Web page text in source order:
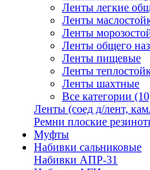
Ленты легкие
Ленты
Ленты
Ленты общего
Ленты пищевые
Ленты
Ленты шахтные
Все категории
Ленты (соед д/лент,
Ремни плоские
Муфты
Набивки сальниковые
Набивки АПР-31